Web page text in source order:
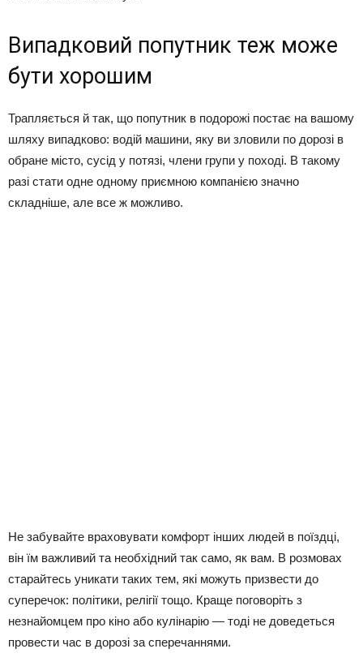
Випадковий попутник теж може
бути хорошим
Трапляється й так, що попутник в подорожі постає на вашому
шляху випадково: водій машини, яку ви зловили по дорозі в
обране місто, сусід у потязі, члени групи у поході. В такому
разі стати одне одному приємною компанією значно
складніше, але все ж можливо.
Не забувайте враховувати комфорт інших людей в поїздці,
він їм важливий та необхідний так само, як вам. В розмовах
старайтесь уникати таких тем, які можуть призвести до
суперечок: політики, релігії тощо. Краще поговоріть з
незнайомцем про кіно або кулінарію — тоді не доведеться
провести час в дорозі за сперечаннями.